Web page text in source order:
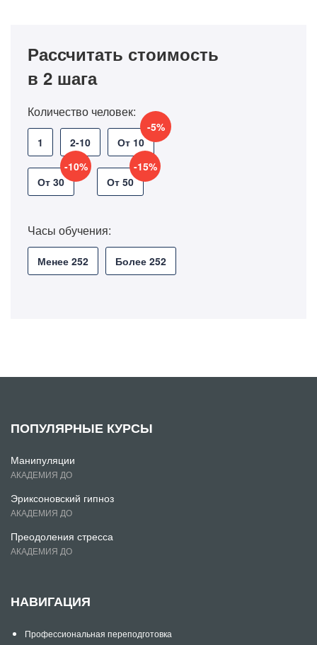
Рассчитать стоимость
в 2 шага
Количество человек:
1 2-10 От 10
-5%
От 30
-10%
От 50
-15%
Часы обучения:
Менее 252 Более 252
ПОПУЛЯРНЫЕ КУРСЫ
Манипуляции
АКАДЕМИЯ ДО
Эриксоновский гипноз
АКАДЕМИЯ ДО
Преодоления стресса
АКАДЕМИЯ ДО
НАВИГАЦИЯ
Профессиональная переподготовка